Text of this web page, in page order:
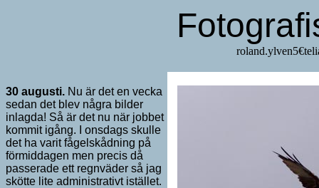
30 augusti. Nu är det en vecka
sedan det blev några bilder
inlagda! Så är det nu när jobbet
kommit igång. I onsdags skulle
det ha varit fågelskådning på
förmiddagen men precis då
passerade ett regnväder så jag
skötte lite administrativt istället.